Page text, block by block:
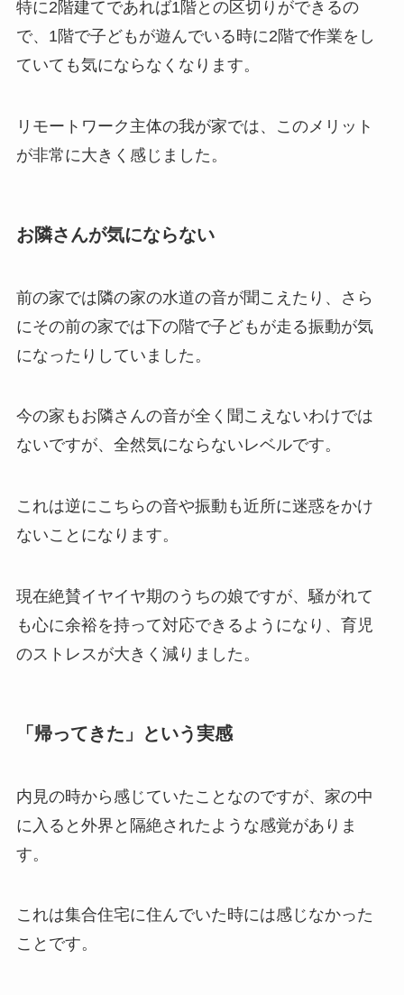
特に2階建てであれば1階との区切りができるの
で、1階で子どもが遊んでいる時に2階で作業をし
ていても気にならなくなります。
リモートワーク主体の我が家では、このメリット
が非常に大きく感じました。
お隣さんが気にならない
前の家では隣の家の水道の音が聞こえたり、さら
にその前の家では下の階で子どもが走る振動が気
になったりしていました。
今の家もお隣さんの音が全く聞こえないわけでは
ないですが、全然気にならないレベルです。
これは逆にこちらの音や振動も近所に迷惑をかけ
ないことになります。
現在絶賛イヤイヤ期のうちの娘ですが、騒がれて
も心に余裕を持って対応できるようになり、育児
のストレスが大きく減りました。
「帰ってきた」という実感
内見の時から感じていたことなのですが、家の中
に入ると外界と隔絶されたような感覚がありま
す。
これは集合住宅に住んでいた時には感じなかった
ことです。